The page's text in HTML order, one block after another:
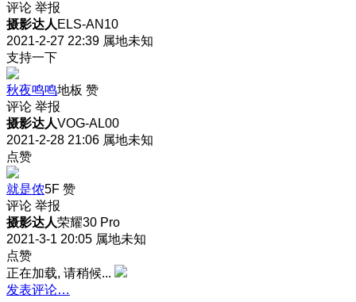
评论 举报
摄影达人 ELS-AN10
2021-2-27 22:39 属地未知
支持一下
秋夜鸣鸣地板 赞
评论 举报
摄影达人VOG-AL00
2021-2-28 21:06 属地未知
点赞
就是侬5F 赞
评论 举报
摄影达人荣耀30 Pro
2021-3-1 20:05 属地未知
点赞
正在加载, 请稍候...
发表评论…